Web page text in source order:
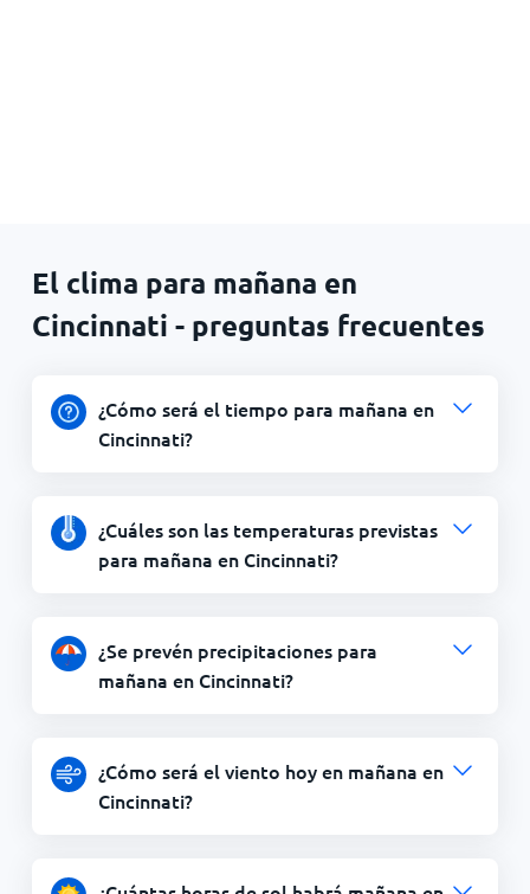
El clima para mañana en
Cincinnati - preguntas frecuentes
¿Cómo será el tiempo para mañana en
Cincinnati?
¿Cuáles son las temperaturas previstas
para mañana en Cincinnati?
¿Se prevén precipitaciones para
mañana en Cincinnati?
¿Cómo será el viento hoy en mañana en
Cincinnati?